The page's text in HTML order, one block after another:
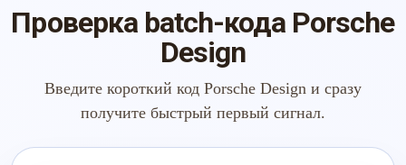
Проверка batch-кода Porsche
Design
Введите короткий код Porsche Design и сразу
получите быстрый первый сигнал.